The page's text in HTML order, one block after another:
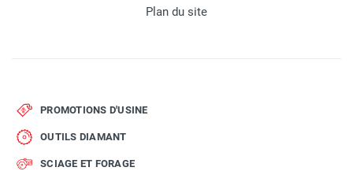
Plan du site
PROMOTIONS D'USINE
OUTILS DIAMANT
SCIAGE ET FORAGE